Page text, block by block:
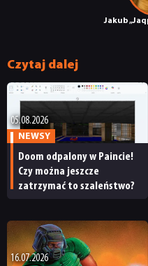
Jakub
Czytaj dalej
05.08.2026
NEWSY
Doom odpalony w Paincie!
Czy można jeszcze
zatrzymać to szaleństwo?
16.07.2026